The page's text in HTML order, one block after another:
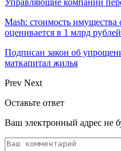
Mash: стоимость
оценивается в 1 млрд рублей
Подписан закон об
маткапитал жилья
Prev Next
Оставьте ответ
Ваш электронный адрес не